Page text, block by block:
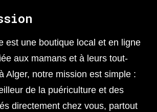
est une boutique local et en ligne
aux mamans et à leurs tout-
Alger, notre mission est simple :
de la puériculture et des
directement chez vous, partout